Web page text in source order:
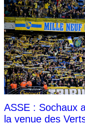
ASSE : Sochaux
la venue des